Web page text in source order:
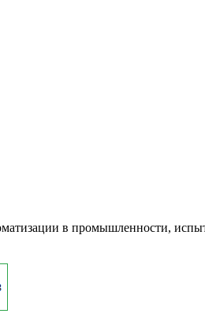
в промышленности,